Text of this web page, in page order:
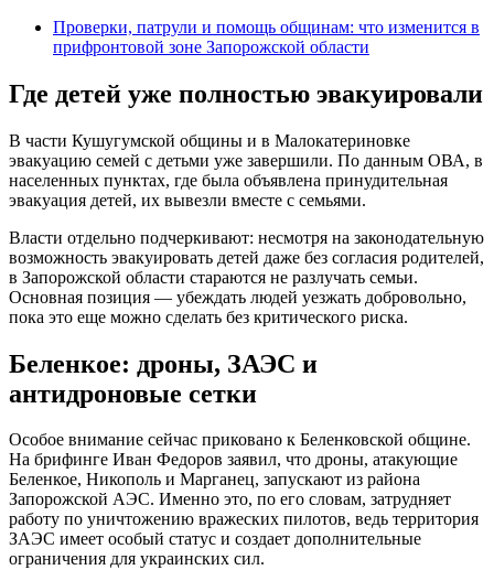
Проверки, патрули и помощь общинам: что изменится в
прифронтовой зоне Запорожской области
Где детей уже полностью эвакуировали
В части Кушугумской общины и в Малокатериновке
эвакуацию семей с детьми уже завершили. По данным ОВА, в
населенных пунктах, где была объявлена принудительная
эвакуация детей, их вывезли вместе с семьями.
Власти отдельно подчеркивают: несмотря на законодательную
возможность эвакуировать детей даже без согласия родителей,
в Запорожской области стараются не разлучать семьи.
Основная позиция — убеждать людей уезжать добровольно,
пока это еще можно сделать без критического риска.
Беленкое: дроны, ЗАЭС и
антидроновые сетки
Особое внимание сейчас приковано к Беленковской общине.
На брифинге Иван Федоров заявил, что дроны, атакующие
Беленкое, Никополь и Марганец, запускают из района
Запорожской АЭС. Именно это, по его словам, затрудняет
работу по уничтожению вражеских пилотов, ведь территория
ЗАЭС имеет особый статус и создает дополнительные
ограничения для украинских сил.